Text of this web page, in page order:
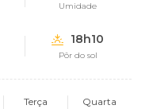
Umidade
18h10
Pôr do sol
Terça Quarta